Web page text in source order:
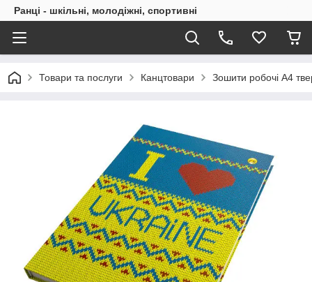
Ранці - шкільні, молодіжні, спортивні
Товари та послуги Канцтовари Зошити робочі А4